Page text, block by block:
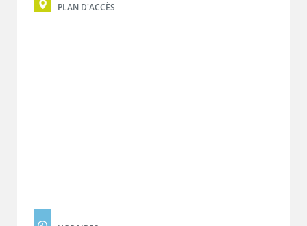
PLAN D'ACCÈS